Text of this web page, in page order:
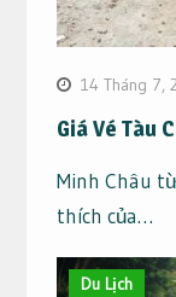
14 Tháng 7,
Giá Vé Tàu
Minh Châu
thích của…
Du Lịch